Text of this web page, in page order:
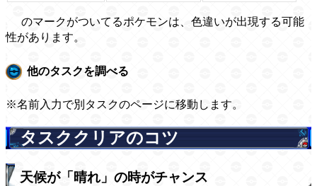
のマークがついてるポケモンは、色違いが出現する可能
性があります。
他のタスクを調べる
※名前入力で別タスクのページに移動します。
タスククリアのコツ
天候が「晴れ」の時がチャンス